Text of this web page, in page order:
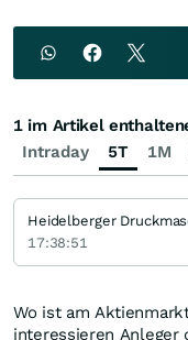
Wo ist am
interessieren Anleger
Intraday 5T 1M
1 im Artikel
17:38:51